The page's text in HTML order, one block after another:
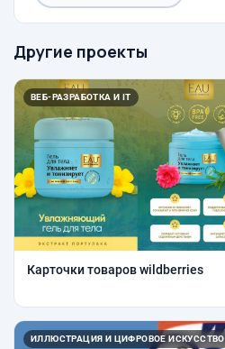
Другие проекты
ВЕБ-РАЗРАБОТКА И IT
Карточки товаров wildberries
ИЛЛЮСТРАЦИЯ И ЦИФРОВОЕ ИСКУССТВО